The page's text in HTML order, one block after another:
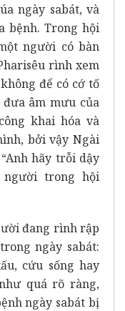
ngày sabát, và
bệnh. Trong hội
người có bàn
rình xem
để có cớ tố
đưa âm mưu của
khai hóa và
bởi vậy Ngài
hãy trỗi dậy
trong hội
đang rình rập
ngày sabát:
cứu sống hay
quá rõ ràng,
ngày sabát bị